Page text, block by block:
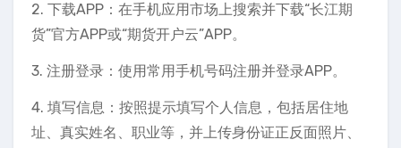
2. 下载APP：在手机应用市场上搜索并下载“长江期
货”官方APP或“期货开户云”APP。
3. 注册登录：使用常用手机号码注册并登录APP。
4. 填写信息：按照提示填写个人信息，包括居住地
址、真实姓名、职业等，并上传身份证正反面照片、